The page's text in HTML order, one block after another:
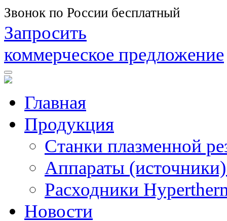
Звонок по России бесплатный
Запросить
коммерческое предложение
Главная
Продукция
Станки плазменной
Аппараты
Расходники
Новости